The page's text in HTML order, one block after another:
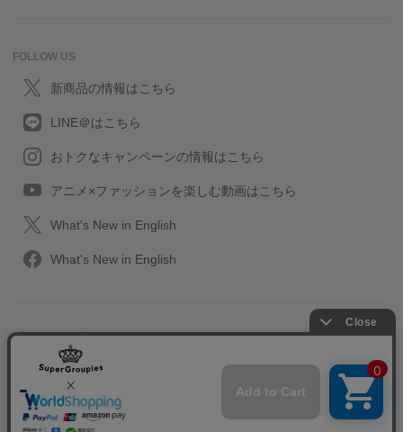
FOLLOW US
新商品の情報はこちら
LINE＠はこちら
おトクなキャンペーンの情報はこちら
アニメ×ファッションを楽しむ動画はこちら
What's New in English
What's New in English
プライバシーポリシー
特定取引に関する法律
会社情報/採用情報